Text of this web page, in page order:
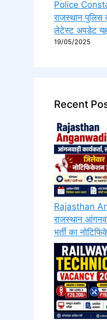
Police
राजस्थान पुलिस
लेटेस्ट अपडेट
19/05/2025
Recent
Rajasthan
राजस्थान
भर्ती का